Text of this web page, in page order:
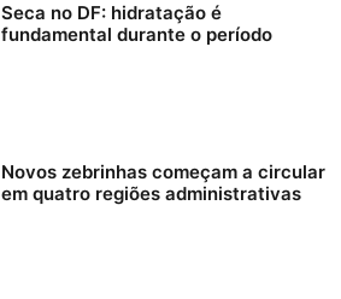
Seca no DF: hidratação é
fundamental durante o período
Novos zebrinhas começam a circular
em quatro regiões administrativas